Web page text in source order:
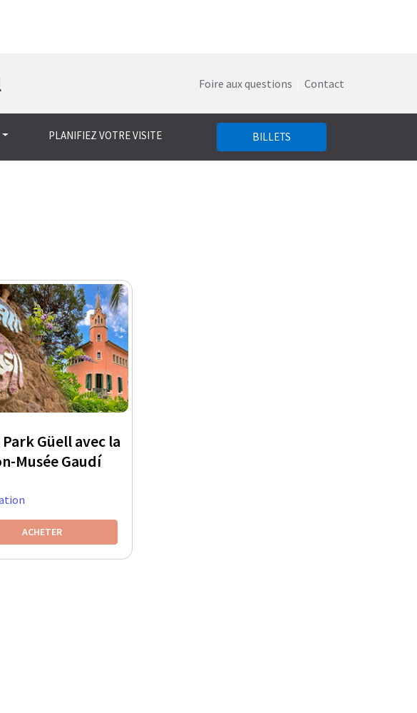
Foire aux questions Contact
PLANIFIEZ VOTRE VISITE BILLETS
Güell avec la
Musée Gaudí
ACHETER